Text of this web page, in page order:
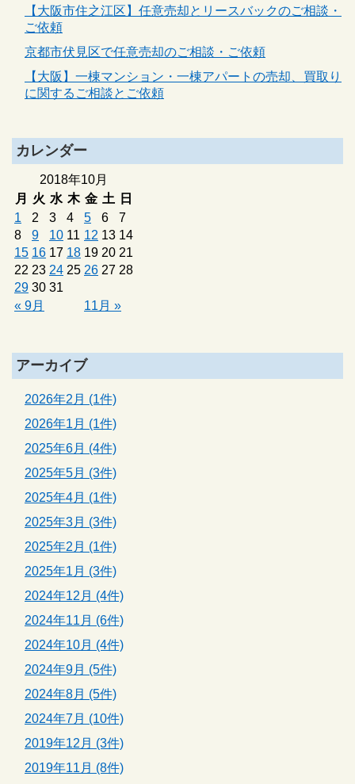
【大阪市住之江区】任意売却とリースバックのご相談・
ご依頼
京都市伏見区で任意売却のご相談・ご依頼
【大阪】一棟マンション・一棟アパートの売却、買取り
に関するご相談とご依頼
カレンダー
2018年10月
月
火 水 木 金 土 日
« 9月 11月 »
1 2 3 4 5 6
7
8
9 10 11 12 13 14
15 16 17 18 19 20 21
22 23 24 25 26 27 28
29 30 31
アーカイブ
2026年2月 (1件)
2026年1月 (1件)
2025年6月 (4件)
2025年5月 (3件)
2025年4月 (1件)
2025年3月 (3件)
2025年2月 (1件)
2025年1月 (3件)
2024年12月 (4件)
2024年11月 (6件)
2024年10月 (4件)
2024年9月 (5件)
2024年8月 (5件)
2024年7月 (10件)
2019年12月 (3件)
2019年11月 (8件)